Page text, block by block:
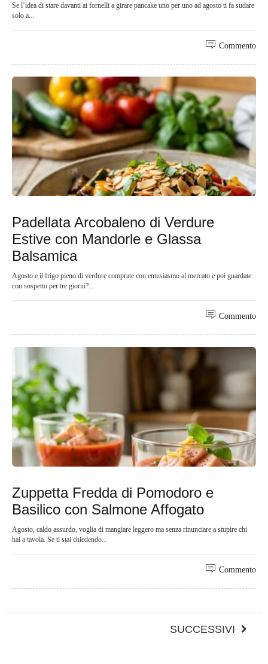
Se l’idea di stare davanti ai fornelli a girare pancake uno per uno ad agosto ti fa sudare
solo a...
Commento
Padellata Arcobaleno di Verdure
Estive con Mandorle e Glassa
Balsamica
Agosto e il frigo pieno di verdure comprate con entusiasmo al mercato e poi guardate
con sospetto per tre giorni?...
Commento
Zuppetta Fredda di Pomodoro e
Basilico con Salmone Affogato
Agosto, caldo assurdo, voglia di mangiare leggero ma senza rinunciare a stupire chi
hai a tavola. Se ti stai chiedendo...
Commento
SUCCESSIVI